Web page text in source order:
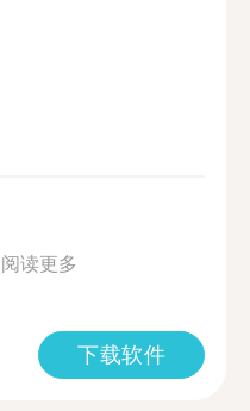
阅读更多
下载软件